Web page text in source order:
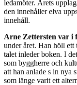
ledamöter. Årets
den innehåller elva
innehåll.
Arne Zettersten var i
under året. Han höll
talet inleder boken. I
som byggherre och
att han anlade s in nya
som länge varit ett